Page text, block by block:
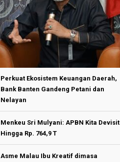
Perkuat Ekosistem Keuangan Daerah,
Bank Banten Gandeng Petani dan
Nelayan
Menkeu Sri Mulyani: APBN Kita Devisit
Hingga Rp. 764,9 T
Asme Malau Ibu Kreatif dimasa